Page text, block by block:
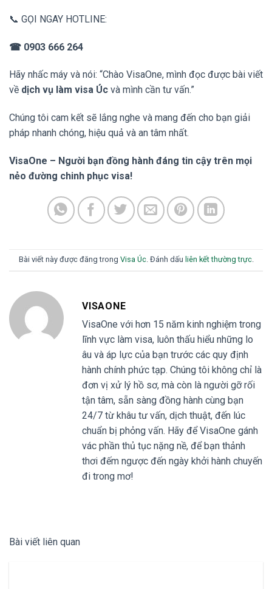
📞 GỌI NGAY HOTLINE:
☎ 0903 666 264
Hãy nhấc máy và nói: “Chào VisaOne, mình đọc được bài viết
về dịch vụ làm visa Úc và mình cần tư vấn.”
Chúng tôi cam kết sẽ lắng nghe và mang đến cho bạn giải
pháp nhanh chóng, hiệu quả và an tâm nhất.
VisaOne – Người bạn đồng hành đáng tin cậy trên mọi
nẻo đường chinh phục visa!
Bài viết này được đăng trong Visa Úc. Đánh dấu liên kết thường trực.
VISAONE
VisaOne với hơn 15 năm kinh nghiệm trong
lĩnh vực làm visa, luôn thấu hiểu những lo
âu và áp lực của bạn trước các quy định
hành chính phức tạp. Chúng tôi không chỉ là
đơn vị xử lý hồ sơ, mà còn là người gỡ rối
tận tâm, sẵn sàng đồng hành cùng bạn
24/7 từ khâu tư vấn, dịch thuật, đến lúc
chuẩn bị phỏng vấn. Hãy để VisaOne gánh
vác phần thủ tục nặng nề, để bạn thảnh
thơi đếm ngược đến ngày khởi hành chuyến
đi trong mơ!
Bài viết liên quan